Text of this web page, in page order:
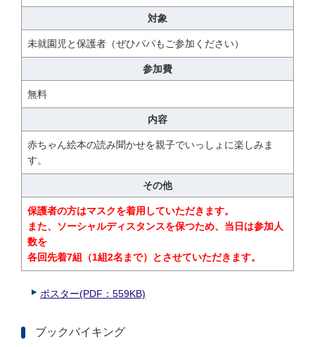
対象
未就園児と保護者（ぜひパパもご参加ください）
参加費
無料
内容
赤ちゃん絵本の読み聞かせを親子でいっしょに楽しみま
す。
その他
保護者の方はマスクを着用していただきます。
また、ソーシャルディスタンスを保つため、当日は参加人
数を
各回先着7組（1組2名まで）とさせていただきます。
ポスター(PDF：559KB)
ブックバイキング